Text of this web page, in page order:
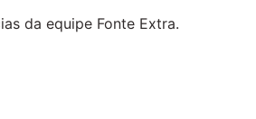
da equipe Fonte Extra.